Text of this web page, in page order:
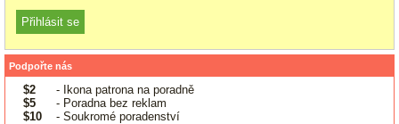
Podpořte nás
$2
- Ikona patrona na poradně
$5
- Poradna bez reklam
$10
- Soukromé poradenství